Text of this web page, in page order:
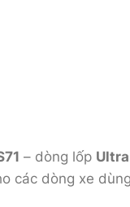
– dòng lốp
các dòng xe dùng